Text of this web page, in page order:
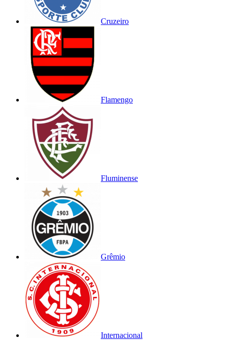
Cruzeiro
Flamengo
Fluminense
Grêmio
Internacional